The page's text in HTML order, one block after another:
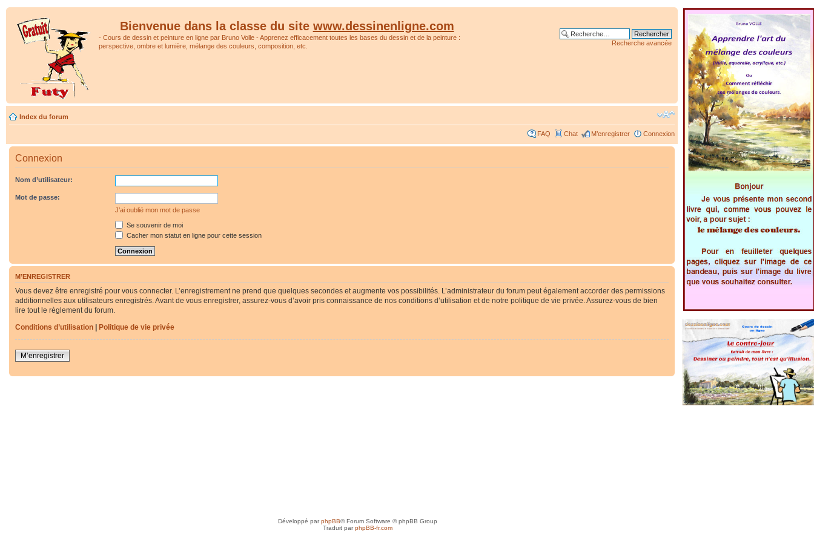
Bienvenue dans la classe du site www.dessinenligne.com
- Cours de dessin et peinture en ligne par Bruno Volle - Apprenez efficacement toutes les bases du dessin et de la peinture :
perspective, ombre et lumière, mélange des couleurs, composition, etc.
Recherche avancée
Index du forum
FAQ Chat M’enregistrer Connexion
Connexion
Nom d’utilisateur:
Mot de passe:
J’ai oublié mon mot de passe
Se souvenir de moi
Cacher mon statut en ligne pour cette session
M’ENREGISTRER
Vous devez être enregistré pour vous connecter. L’enregistrement ne prend que quelques secondes et augmente vos possibilités. L’administrateur du forum peut également accorder des permissions
additionnelles aux utilisateurs enregistrés. Avant de vous enregistrer, assurez-vous d’avoir pris connaissance de nos conditions d’utilisation et de notre politique de vie privée. Assurez-vous de bien
lire tout le règlement du forum.
Conditions d’utilisation | Politique de vie privée
M’enregistrer
Développé parphpBB® Forum Software © phpBB Group
Traduit parphpBB-fr.com